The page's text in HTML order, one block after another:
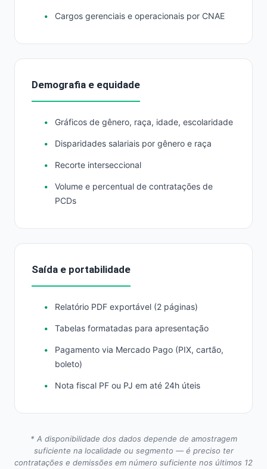
Cargos gerenciais e operacionais por CNAE
Demografia e equidade
Gráficos de gênero, raça, idade, escolaridade
Disparidades salariais por gênero e raça
Recorte interseccional
Volume e percentual de contratações de
PCDs
Saída e portabilidade
Relatório PDF exportável (2 páginas)
Tabelas formatadas para apresentação
Pagamento via Mercado Pago (PIX, cartão,
boleto)
Nota fiscal PF ou PJ em até 24h úteis
* A disponibilidade dos dados depende de amostragem
suficiente na localidade ou segmento — é preciso ter
contratações e demissões em número suficiente nos últimos 12